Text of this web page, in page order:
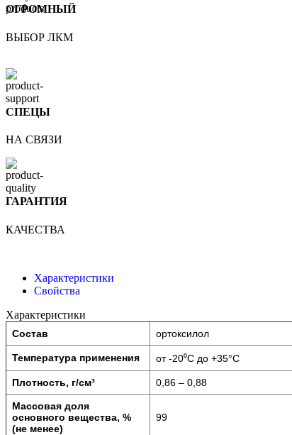
ОГРОМНЫЙ
ВЫБОР ЛКМ
СПЕЦЫ
НА СВЯЗИ
ГАРАНТИЯ
КАЧЕСТВА
Характеристики
Свойства
Характеристики
Состав ортоксилол
Температура применения от -20⁰С до +35°С
Плотность, г/см³ 0,86 – 0,88
Массовая доля
основного вещества, %
(не менее)
99